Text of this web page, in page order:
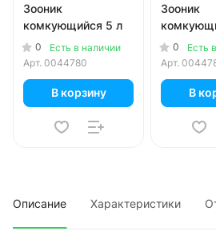
Зооник
комкующийся 5 л
0
Есть в наличии
Арт. 0044780
В корзину
Зооник
углем 5 л
0
Есть
Арт.
В
Описание Характеристики